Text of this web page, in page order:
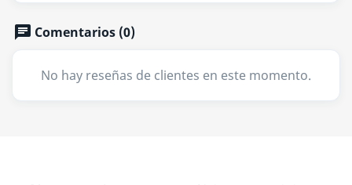
Comentarios (0)
No hay reseñas de clientes en este momento.